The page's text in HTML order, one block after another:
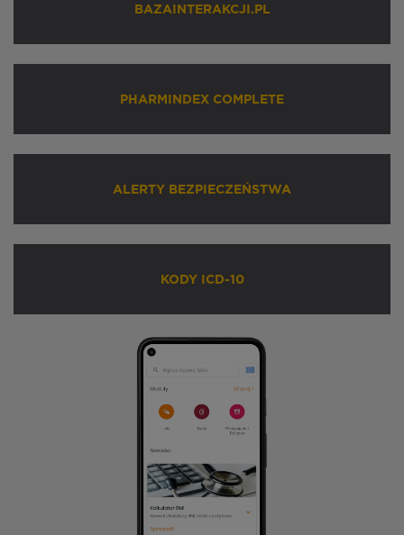
BAZAINTERAKCJI.PL
PHARMINDEX COMPLETE
ALERTY BEZPIECZEŃSTWA
KODY ICD-10